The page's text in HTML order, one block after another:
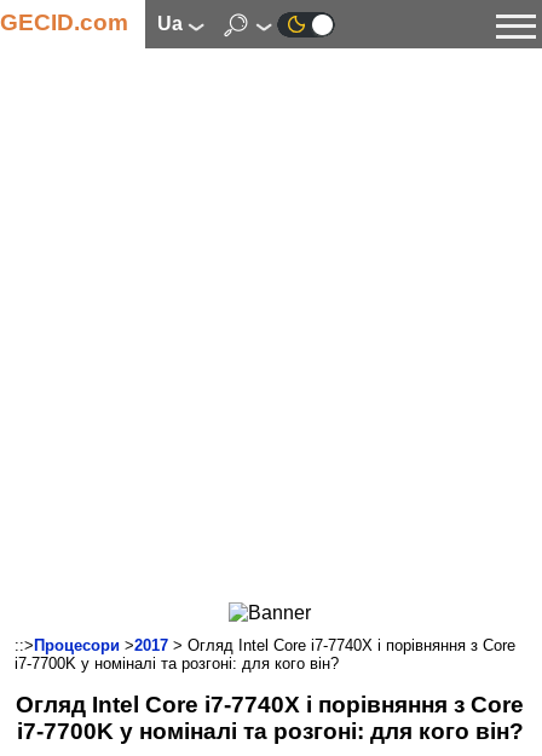
GECID.com ua
Смартфони
Комунікації
Периферія
Автоелектроніка
Програмне забезпечення
::> Процесори >2017 > Огляд Intel Core i7-7740X і порівняння з Core
i7-7700K у номіналі та розгоні: для кого він?
Огляд Intel Core i7-7740X і порівняння з Core
i7-7700K у номіналі та розгоні: для кого він?